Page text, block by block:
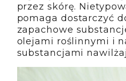
przez skórę.
pomaga dostarczyć
zapachowe
olejami roślinnymi i
substancjami